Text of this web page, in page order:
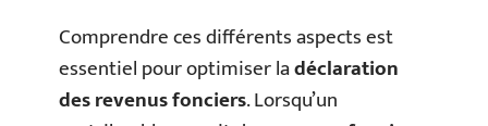
Comprendre ces différents aspects est
essentiel pour optimiser ladéclaration
des revenus fonciers. Lorsqu’un